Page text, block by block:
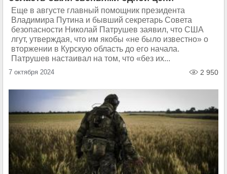
Еще в августе главный помощник президента
Владимира Путина и бывший секретарь Совета
безопасности Николай Патрушев заявил, что США
лгут, утверждая, что им якобы «не было известно» о
вторжении в Курскую область до его начала.
Патрушев настаивал на том, что «без их...
7 октября 2024 2 950